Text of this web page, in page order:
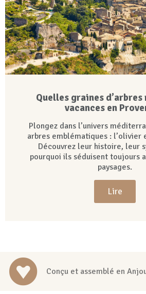
Quelles graines d’arbres
vacances en
Plongez dans l’univers
arbres emblématiques : l’olivier
Découvrez leur histoire, leur
pourquoi ils séduisent toujours
paysages.
Lire
Conçu et assemblé en